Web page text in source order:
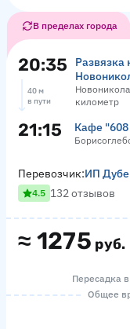
В пределах города
20:35
Развязка
километр
40 м
в пути
21:15 Кафе "608
≈ 1275 руб.
Перевозчик:ИП
4.5 132 отзывов
Пересадка
Общее